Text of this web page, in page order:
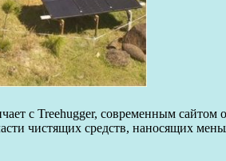
с Treehugger, современным сайтом
чистящих средств, наносящих